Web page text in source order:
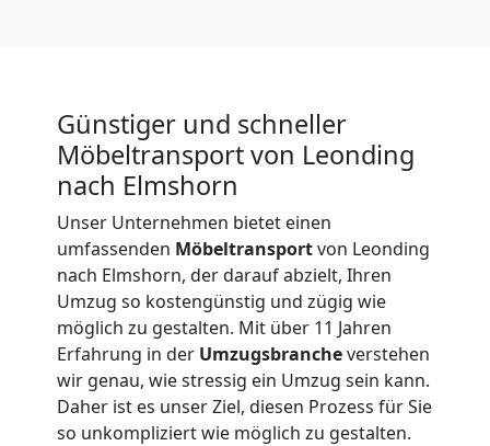
Günstiger und schneller
Möbeltransport von Leonding
nach Elmshorn
Unser Unternehmen bietet einen
umfassenden Möbeltransportvon Leonding
nach Elmshorn, der darauf abzielt, Ihren
Umzug so kostengünstig und zügig wie
möglich zu gestalten. Mit über 11 Jahren
Erfahrung in der Umzugsbrancheverstehen
wir genau, wie stressig ein Umzug sein kann.
Daher ist es unser Ziel, diesen Prozess für Sie
so unkompliziert wie möglich zu gestalten.